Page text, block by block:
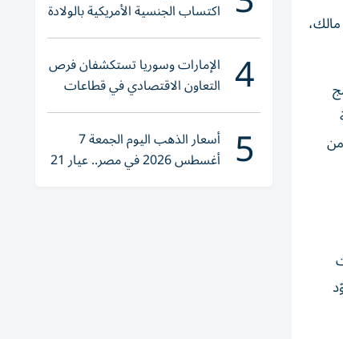
اكتساب الجنسية الأمريكية بالولادة
4 الإمارات وسوريا تستكشفان فرص
التعاون الاقتصادي في قطاعات
حيوية
5 أسعار الذهب اليوم الجمعة 7
أغسطس 2026 في مصر.. عيار 21